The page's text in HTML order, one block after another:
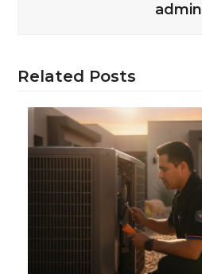
admin
Related Posts